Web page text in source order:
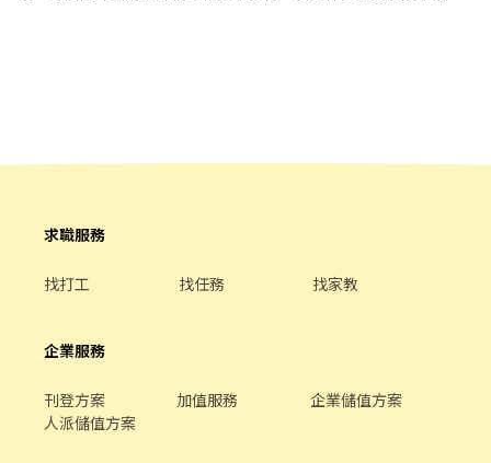
求職服務
找打工 找任務 找家教
企業服務
刊登方案 加值服務
企業儲值方案
人派儲值方案